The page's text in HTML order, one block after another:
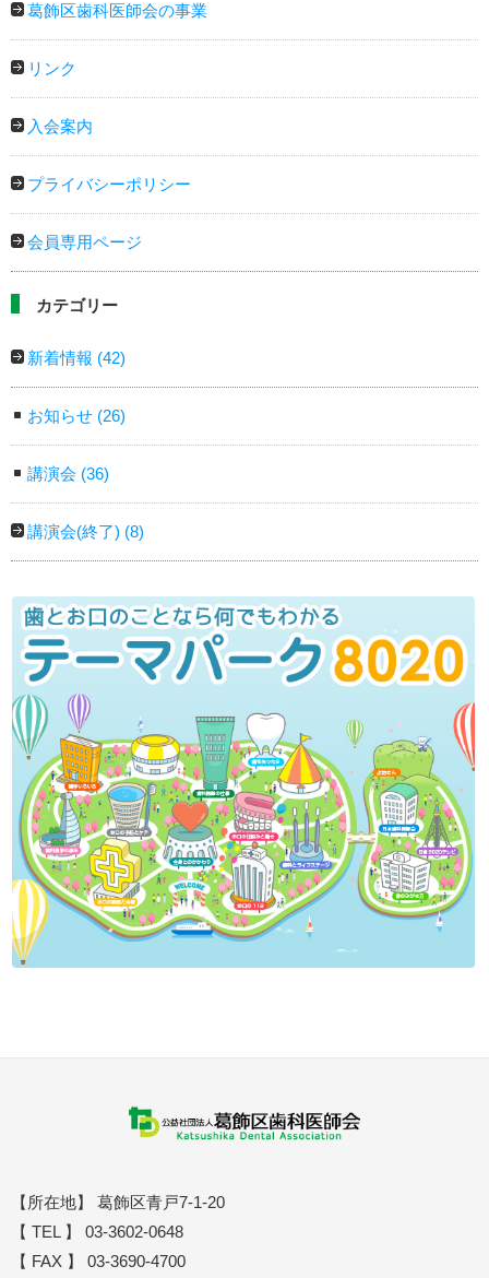
葛飾区歯科医師会の事業
リンク
入会案内
プライバシーポリシー
会員専用ページ
カテゴリー
新着情報 (42)
お知らせ (26)
講演会 (36)
講演会(終了) (8)
【所在地】 葛飾区青戸7-1-20
【 TEL 】 03-3602-0648
【 FAX 】 03-3690-4700